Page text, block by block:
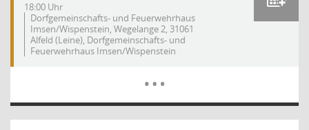
18:00 Uhr
Dorfgemeinschafts- und Feuerwehrhaus
Imsen/Wispenstein, Wegelange 2, 31061
Alfeld (Leine), Dorfgemeinschafts- und
Feuerwehrhaus Imsen/Wispenstein
…